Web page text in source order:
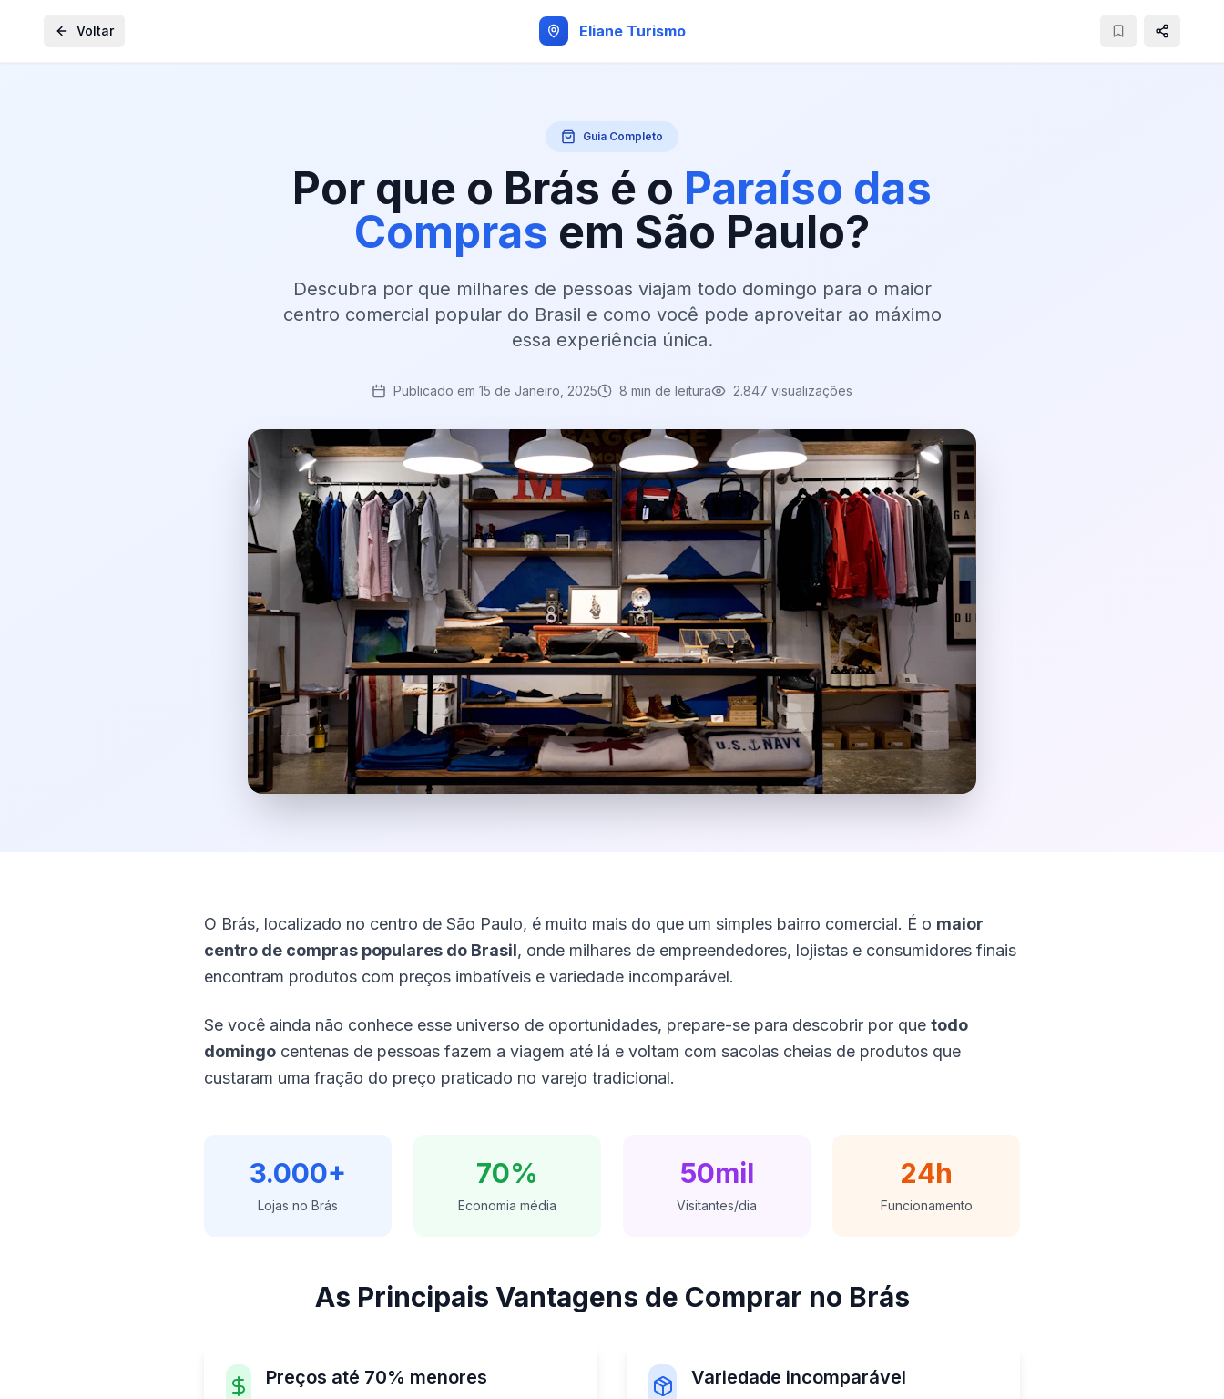
Voltar Eliane Turismo
Guia Completo
Por que o Brás é o Paraíso das
Compras em São Paulo?
Descubra por que milhares de pessoas viajam todo domingo para o maior
centro comercial popular do Brasil e como você pode aproveitar ao máximo
essa experiência única.
Publicado em 15 de Janeiro, 2025 8 min de leitura 2.847 visualizações
O Brás, localizado no centro de São Paulo, é muito mais do que um simples bairro comercial. É o maior
centro de compras populares do Brasil, onde milhares de empreendedores, lojistas e consumidores finais
encontram produtos com preços imbatíveis e variedade incomparável.
Se você ainda não conhece esse universo de oportunidades, prepare-se para descobrir por que todo
domingo centenas de pessoas fazem a viagem até lá e voltam com sacolas cheias de produtos que
custaram uma fração do preço praticado no varejo tradicional.
3.000+
Lojas no Brás
70%
Economia média
50mil
Visitantes/dia
24h
Funcionamento
As Principais Vantagens de Comprar no Brás
Preços até 70% menores Variedade incomparável